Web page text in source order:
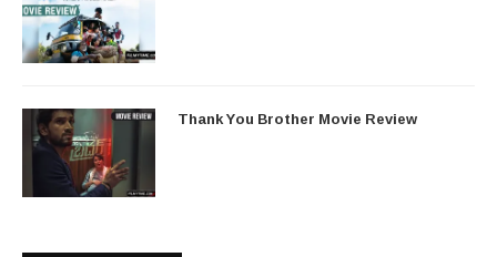
Thank You Brother Movie Review